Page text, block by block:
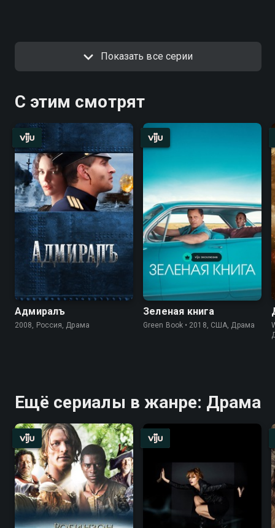
Показать все серии
С этим смотрят
Адмиралъ
2008, Россия, Драма
Зеленая книга
Green Book • 2018, США, Драма
Ещё сериалы в жанре: Драма